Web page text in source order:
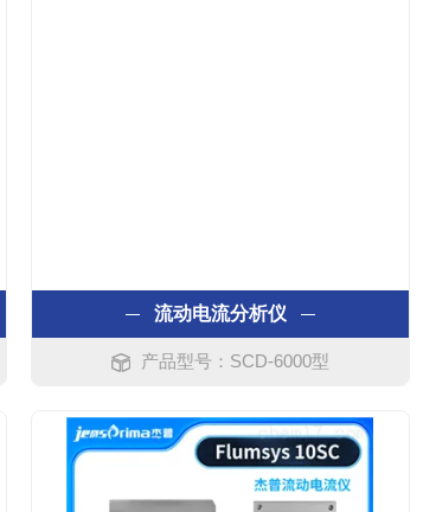
流动电流分析仪
产品型号：SCD-6000型